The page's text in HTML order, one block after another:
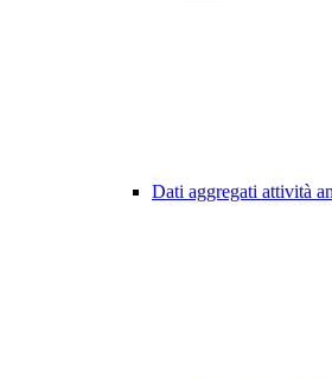
Dati aggregati attività